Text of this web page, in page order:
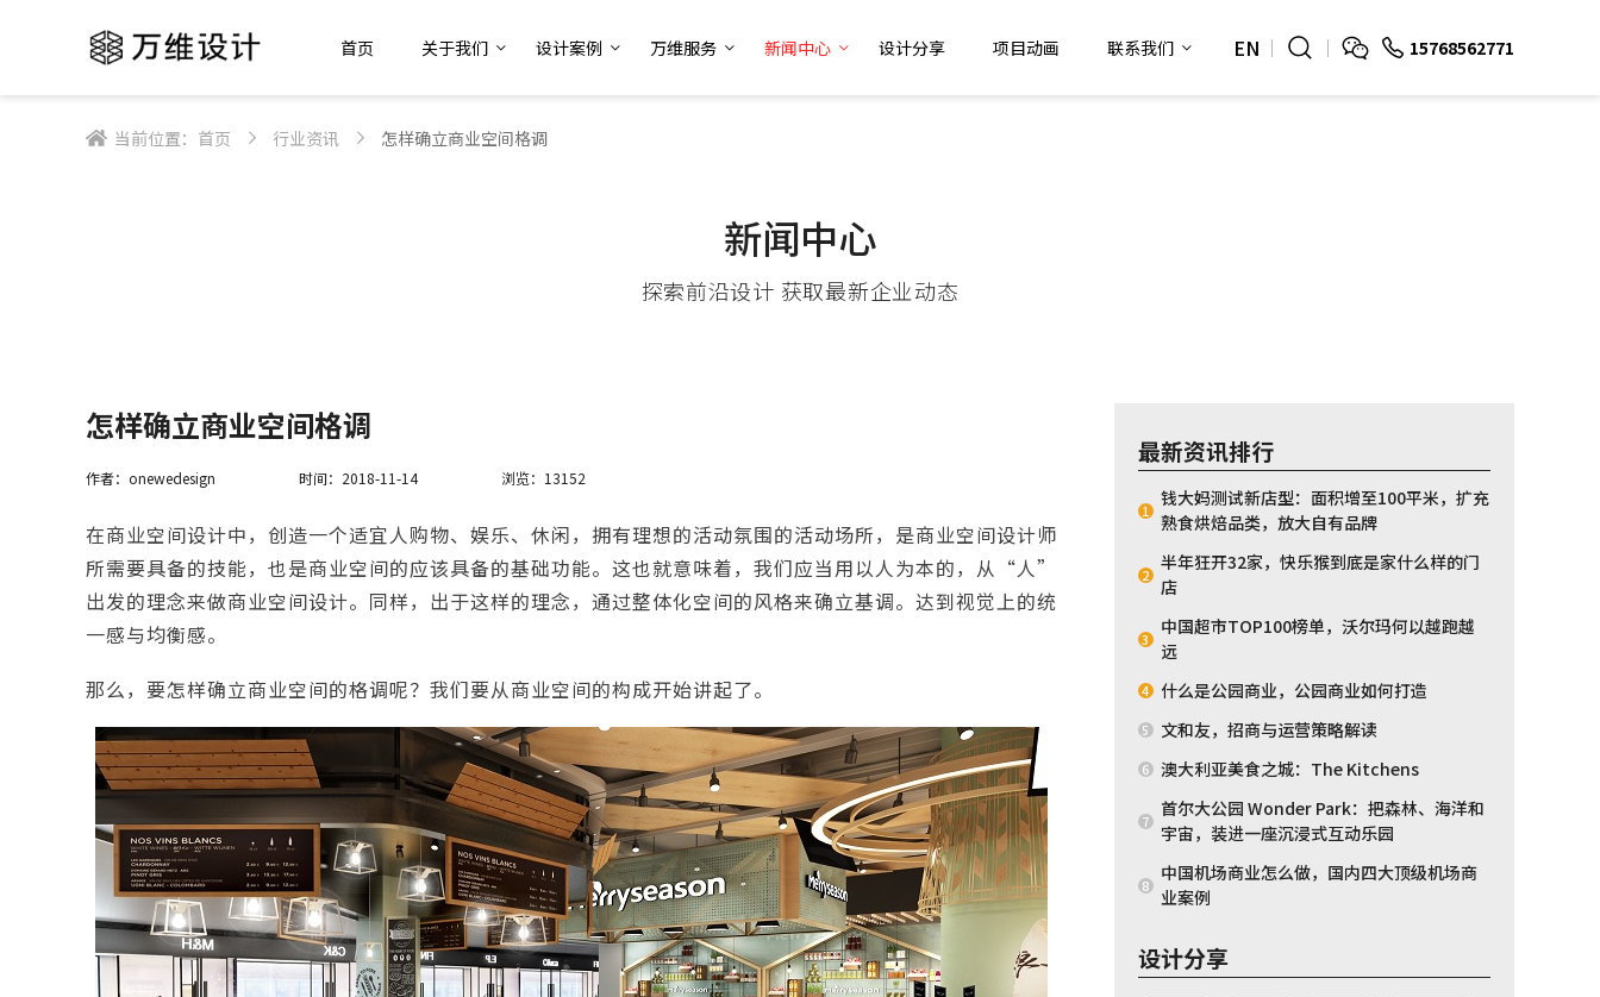
15768562771
EN
首页 关于我们 设计案例 万维服务 新闻中心 设计分享 项目动画 联系我们
当前位置： 首页 行业资讯 怎样确立商业空间格调
新闻中心
探索前沿设计 获取最新企业动态
怎样确立商业空间格调
作者：onewedesign 时间：2018-11-14 浏览：13152
在商业空间设计中，创造一个适宜人购物、娱乐、休闲，拥有理想的活动氛围的活动场所，是商业空间设计师
所需要具备的技能，也是商业空间的应该具备的基础功能。这也就意味着，我们应当用以人为本的，从“人”
出发的理念来做商业空间设计。同样，出于这样的理念，通过整体化空间的风格来确立基调。达到视觉上的统
一感与均衡感。
那么，要怎样确立商业空间的格调呢？我们要从商业空间的构成开始讲起了。
最新资讯排行
1
钱大妈测试新店型：面积增至100平米，扩充
熟食烘焙品类，放大自有品牌
2
半年狂开32家，快乐猴到底是家什么样的门
店
3
中国超市TOP100榜单，沃尔玛何以越跑越
远
4 什么是公园商业，公园商业如何打造
5 文和友，招商与运营策略解读
6 澳大利亚美食之城：The Kitchens
7
首尔大公园 Wonder Park：把森林、海洋和
宇宙，装进一座沉浸式互动乐园
8
中国机场商业怎么做，国内四大顶级机场商
业案例
设计分享